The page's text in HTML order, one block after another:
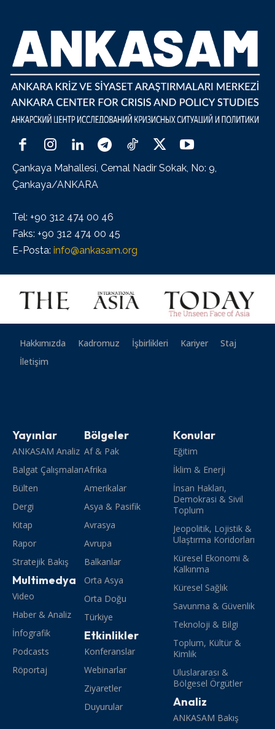
Çankaya Mahallesi, Cemal Nadir Sokak, No: 9,
Çankaya/ANKARA
Tel: +90 312 474 00 46
Faks: +90 312 474 00 45
E-Posta: info@ankasam.org
Hakkımızda Kadromuz İşbirlikleri Kariyer
Staj
İletişim
Yayınlar
ANKASAM Analiz
Balgat Çalışmaları
Bülten
Dergi
Kitap
Rapor
Stratejik Bakış
Multimedya
Video
Haber & Analiz
İnfografik
Podcasts
Röportaj
Bölgeler
Af & Pak
Afrika
Amerikalar
Asya & Pasifik
Avrasya
Avrupa
Balkanlar
Orta Asya
Orta Doğu
Türkiye
Etkinlikler
Konferanslar
Webinarlar
Ziyaretler
Duyurular
Konular
Eğitim
İklim & Enerji
İnsan Hakları,
Demokrasi & Sivil
Toplum
Jeopolitik, Lojistik &
Ulaştırma Koridorları
Küresel Ekonomi &
Kalkınma
Küresel Sağlık
Savunma & Güvenlik
Teknoloji & Bilgi
Toplum, Kültür &
Kimlik
Uluslararası &
Bölgesel Örgütler
Analiz
ANKASAM Bakış